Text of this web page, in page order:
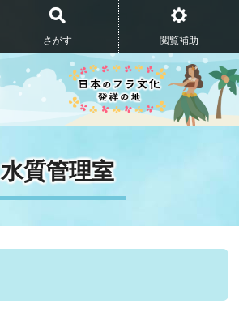
さがす 閲覧補助
水質管理室